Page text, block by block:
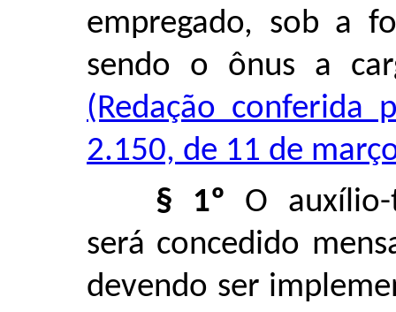
empregado, sob a
sendo o ônus a
(Redação conferida
2.150, de 11 de
§ 1º O
será concedido
devendo ser